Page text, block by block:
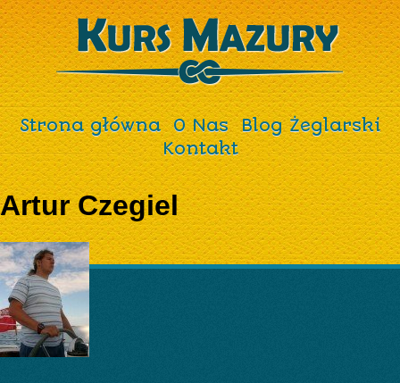
Strona główna O Nas
Blog Żeglarski
Kontakt
Artur Czegiel